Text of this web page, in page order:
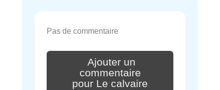
Pas de commentaire
Ajouter un
commentaire
pour Le calvaire